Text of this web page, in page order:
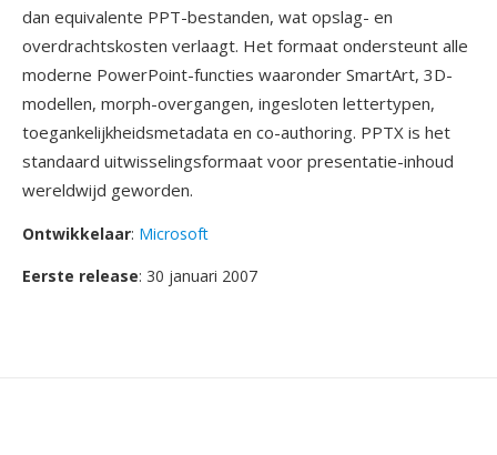
dan equivalente PPT-bestanden, wat opslag- en
overdrachtskosten verlaagt. Het formaat ondersteunt alle
moderne PowerPoint-functies waaronder SmartArt, 3D-
modellen, morph-overgangen, ingesloten lettertypen,
toegankelijkheidsmetadata en co-authoring. PPTX is het
standaard uitwisselingsformaat voor presentatie-inhoud
wereldwijd geworden.
Ontwikkelaar: Microsoft
Eerste release: 30 januari 2007